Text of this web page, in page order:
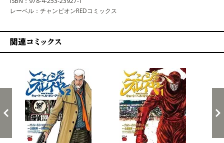
レーベル：チャンピオンREDコミックス